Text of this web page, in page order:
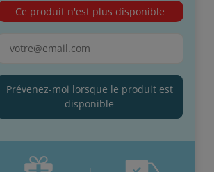
Ce produit n'est plus disponible
Prévenez-moi lorsque le produit est
disponible